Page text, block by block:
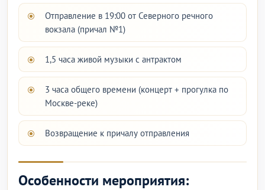
Отправление в 19:00 от Северного речного
вокзала (причал №1)
1,5 часа живой музыки с антрактом
3 часа общего времени (концерт + прогулка по
Москве-реке)
Возвращение к причалу отправления
Особенности мероприятия: